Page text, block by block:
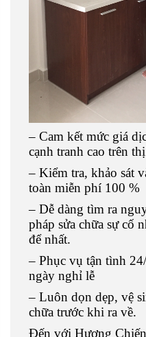
– Cam kết mức giá
cạnh tranh cao trên
– Kiểm tra, khảo sát
toàn miễn phí 100 %
– Dễ dàng tìm ra
pháp sửa chữa sự cố
để nhất.
– Phục vụ tận tình
ngày nghỉ lễ
– Luôn dọn dẹp, vệ
chữa trước khi ra về.
Đến với Hương